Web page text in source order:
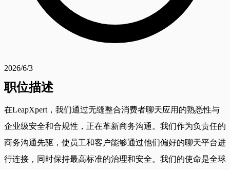
2026/6/3
职位描述
在LeapXpert，我们通过无缝整合消费者聊天应用的熟悉性与
企业级安全和合规性，正在革新商务沟通。我们作为负责任的
商务沟通先驱，使员工和客户能够通过他们偏好的聊天平台进
行连接，同时保持最高标准的治理和安全。我们的使命是全球